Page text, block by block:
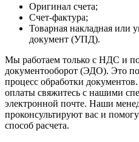
Оригинал счета;
Счет-фактура;
Товарная накладная или
документ (УПД).
Мы работаем только с НДС и
документооборот (ЭДО). Это
процесс обработки
оплаты свяжитесь с нашими
электронной почте. Наши
проконсультируют вас и
способ расчета.